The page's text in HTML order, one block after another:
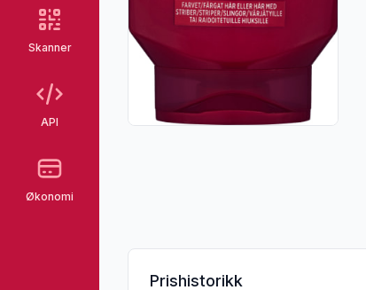
Skanner
API
Økonomi
Prishistorikk